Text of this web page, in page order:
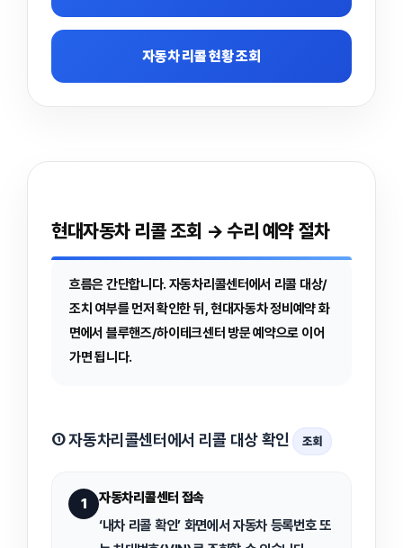
자동차 리콜 현황 조회
현대자동차 리콜 조회 → 수리 예약 절차
흐름은 간단합니다. 자동차리콜센터에서 리콜 대상/
조치 여부를 먼저 확인한 뒤,현대자동차 정비예약 화
면에서 블루핸즈/하이테크센터 방문 예약으로 이어
가면 됩니다.
① 자동차리콜센터에서 리콜 대상 확인 조회
1 자동차리콜센터 접속
‘내차 리콜 확인’ 화면에서자동차 등록번호 또